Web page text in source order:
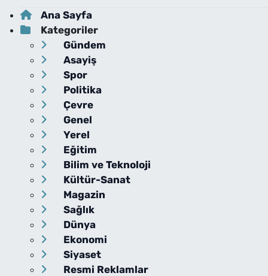
Ana Sayfa
Kategoriler
Gündem
Asayiş
Spor
Politika
Çevre
Genel
Yerel
Eğitim
Bilim ve Teknoloji
Kültür-Sanat
Magazin
Sağlık
Dünya
Ekonomi
Siyaset
Resmi Reklamlar